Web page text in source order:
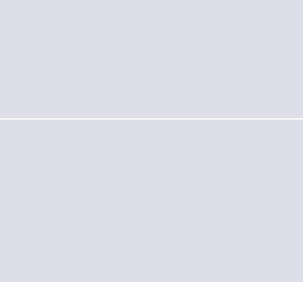
libertad es su compañera de